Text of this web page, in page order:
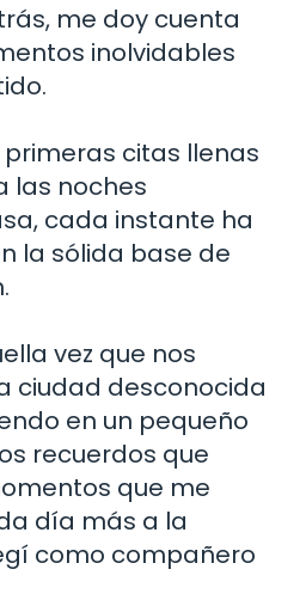
me doy cuenta
inolvidables
citas llenas
las noches
cada instante ha
la sólida base de
vez que nos
ciudad desconocida
en un pequeño
recuerdos que
que me
día más a la
como compañero